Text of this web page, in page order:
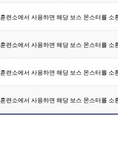
훈련소에서 사용하면 해당 보스 몬스터를 소
훈련소에서 사용하면 해당 보스 몬스터를 소
훈련소에서 사용하면 해당 보스 몬스터를 소
훈련소에서 사용하면 해당 보스 몬스터를 소